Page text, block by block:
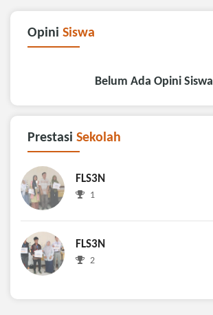
Opini Siswa
Belum Ada Opini Siswa
Prestasi Sekolah
FLS3N
1
FLS3N
2